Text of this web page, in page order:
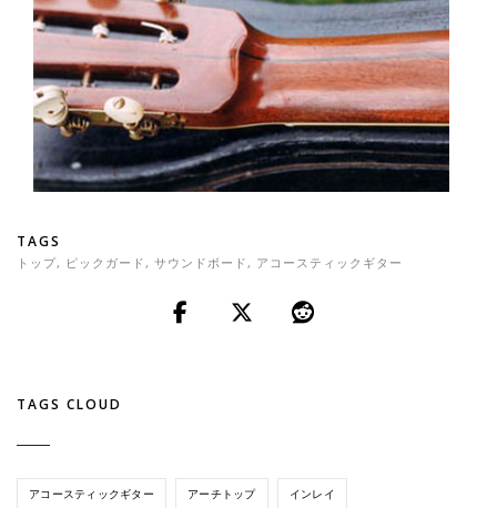
TAGS
トップ, ピックガード , サウンドボード , アコースティックギター
TAGS CLOUD
アコースティックギター アーチトップ インレイ